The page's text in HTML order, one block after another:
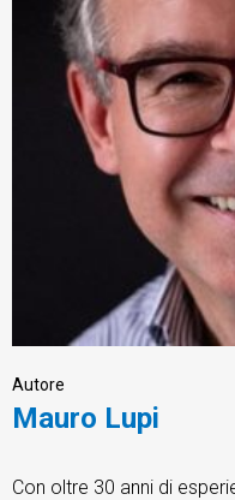
Ecommerce
Email Marketing
Fatturazione
Autore
Mauro Lupi
Con oltre 30 anni di